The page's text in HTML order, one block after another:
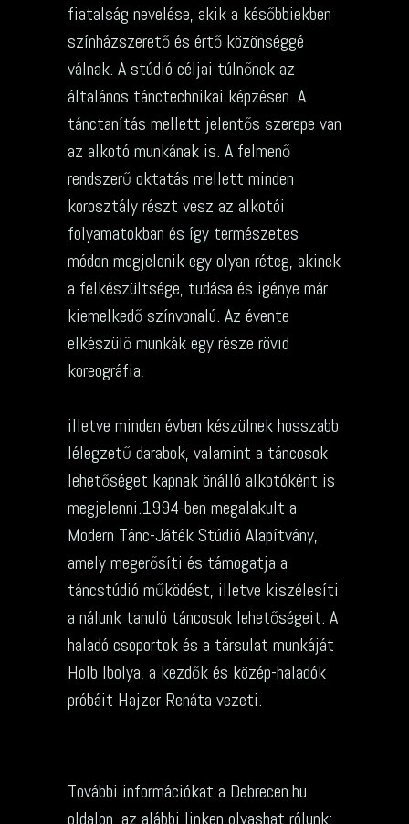
fiatalság nevelése, akik a későbbiekben
színházszerető és értő közönséggé
válnak. A stúdió céljai túlnőnek az
általános tánctechnikai képzésen. A
tánctanítás mellett jelentős szerepe van
az alkotó munkának is. A felmenő
rendszerű oktatás mellett minden
korosztály részt vesz az alkotói
folyamatokban és így természetes
módon megjelenik egy olyan réteg, akinek
a felkészültsége, tudása és igénye már
kiemelkedő színvonalú. Az évente
elkészülő munkák egy része rövid
koreográfia,
illetve minden évben készülnek hosszabb
lélegzetű darabok, valamint a táncosok
lehetőséget kapnak önálló alkotóként is
megjelenni.1994-ben megalakult a
Modern Tánc-Játék Stúdió Alapítvány,
amely megerősíti és támogatja a
táncstúdió működést, illetve kiszélesíti
a nálunk tanuló táncosok lehetőségeit. A
haladó csoportok és a társulat munkáját
Holb Ibolya, a kezdők és közép-haladók
próbáit Hajzer Renáta vezeti.
További információkat a Debrecen.hu
oldalon, az alábbi linken olvashat rólunk: